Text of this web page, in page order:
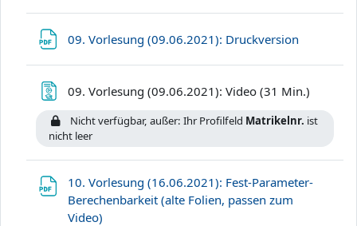
09. Vorlesung (09.06.2021): Druckversion
09. Vorlesung (09.06.2021): Video (31 Min.)
Nicht verfügbar, außer: Ihr Profilfeld Matrikelnr. ist
nicht leer
10. Vorlesung (16.06.2021): Fest-Parameter-
Berechenbarkeit (alte Folien, passen zum
Video)